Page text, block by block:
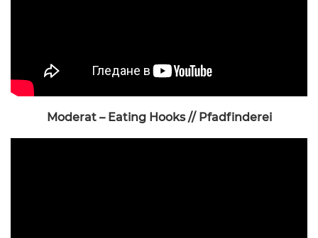
Moderat – Eating Hooks // Pfadfinderei